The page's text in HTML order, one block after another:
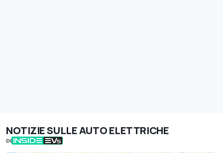
NOTIZIE SULLE AUTO ELETTRICHE
DI